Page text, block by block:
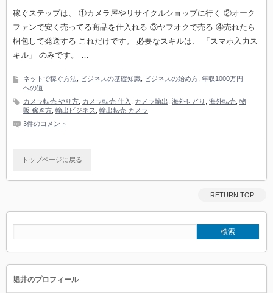
稼ぐステップは、 ①カメラ屋やリサイクルショップに行く ②オーク
ファンで安く売ってる商品を仕入れる ③ヤフオクで売る ④売れたら
梱包して発送する これだけです。 必要なスキルは、 「スマホ入力ス
キル」 のみです。 …
ネットで稼ぐ方法 ビジネスの基礎知識 ビジネスの始め方 年収1000万円
への道
カメラ転売 やり方 カメラ転売 仕入 カメラ輸出 海外せどり 海外転売 物
販 稼ぎ方 輸出ビジネス
輸出転売 カメラ
3件のコメント
トップページに戻る
RETURN TOP
堀井のプロフィール